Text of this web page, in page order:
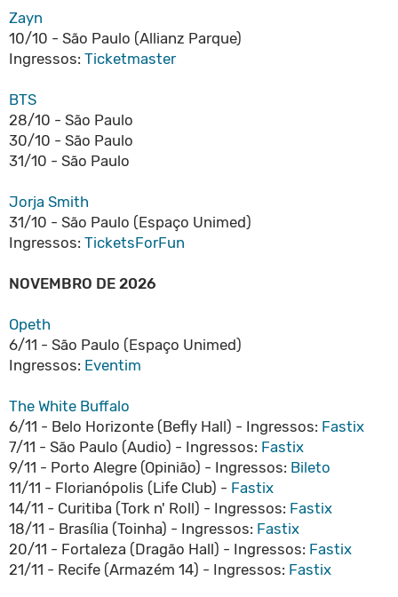
Zayn
10/10 - São Paulo (Allianz Parque)
Ingressos: Ticketmaster
BTS
28/10 - São Paulo
30/10 - São Paulo
31/10 - São Paulo
Jorja Smith
31/10 - São Paulo (Espaço Unimed)
Ingressos: TicketsForFun
NOVEMBRO DE 2026
Opeth
6/11 - São Paulo (Espaço Unimed)
Ingressos: Eventim
The White Buffalo
6/11 - Belo Horizonte (Befly Hall) - Ingressos: Fastix
7/11 - São Paulo (Audio) - Ingressos: Fastix
9/11 - Porto Alegre (Opinião) - Ingressos: Bileto
11/11 - Florianópolis (Life Club) - Fastix
14/11 - Curitiba (Tork n' Roll) - Ingressos: Fastix
18/11 - Brasília (Toinha) - Ingressos: Fastix
20/11 - Fortaleza (Dragão Hall) - Ingressos: Fastix
21/11 - Recife (Armazém 14) - Ingressos: Fastix